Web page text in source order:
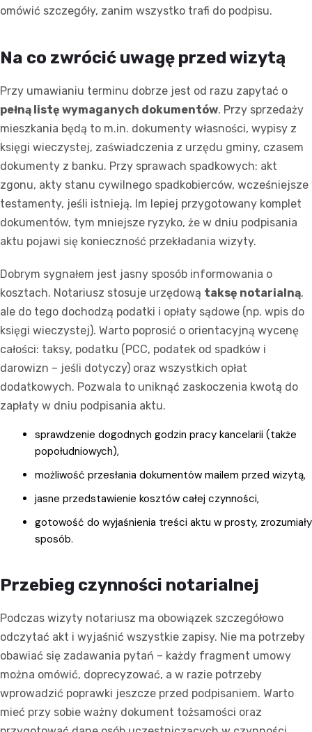
omówić szczegóły, zanim wszystko trafi do podpisu.
Na co zwrócić uwagę przed wizytą
Przy umawianiu terminu dobrze jest od razu zapytać o
pełną listę wymaganych dokumentów. Przy sprzedaży
mieszkania będą to m.in. dokumenty własności, wypisy z
księgi wieczystej, zaświadczenia z urzędu gminy, czasem
dokumenty z banku. Przy sprawach spadkowych: akt
zgonu, akty stanu cywilnego spadkobierców, wcześniejsze
testamenty, jeśli istnieją. Im lepiej przygotowany komplet
dokumentów, tym mniejsze ryzyko, że w dniu podpisania
aktu pojawi się konieczność przekładania wizyty.
Dobrym sygnałem jest jasny sposób informowania o
kosztach. Notariusz stosuje urzędową taksę notarialną,
ale do tego dochodzą podatki i opłaty sądowe (np. wpis do
księgi wieczystej). Warto poprosić o orientacyjną wycenę
całości: taksy, podatku (PCC, podatek od spadków i
darowizn – jeśli dotyczy) oraz wszystkich opłat
dodatkowych. Pozwala to uniknąć zaskoczenia kwotą do
zapłaty w dniu podpisania aktu.
sprawdzenie dogodnych godzin pracy kancelarii (także
popołudniowych),
możliwość przesłania dokumentów mailem przed wizytą,
jasne przedstawienie kosztów całej czynności,
gotowość do wyjaśnienia treści aktu w prosty, zrozumiały
sposób.
Przebieg czynności notarialnej
Podczas wizyty notariusz ma obowiązek szczegółowo
odczytać akt i wyjaśnić wszystkie zapisy. Nie ma potrzeby
obawiać się zadawania pytań – każdy fragment umowy
można omówić, doprecyzować, a w razie potrzeby
wprowadzić poprawki jeszcze przed podpisaniem. Warto
mieć przy sobie ważny dokument tożsamości oraz